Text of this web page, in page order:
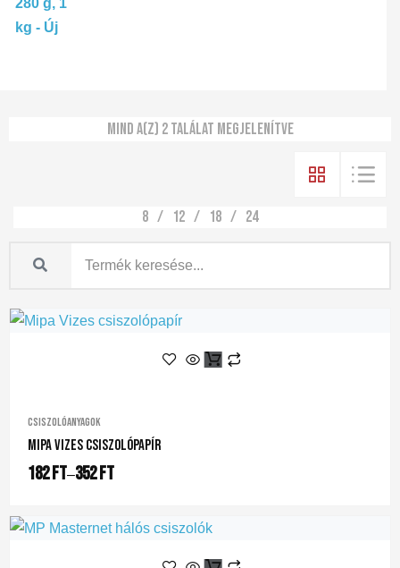
Mind a(z) 2 találat megjelenítve
8 12 18 24
Csiszolóanyagok
Mipa Vizes Csiszolópapír
182Ft–352Ft